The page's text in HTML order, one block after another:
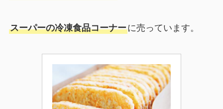
スーパーの冷凍食品コーナーに売っています。